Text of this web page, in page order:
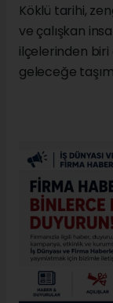
Köklü tarihi,
ve çalışkan
ilçelerinden
geleceğe